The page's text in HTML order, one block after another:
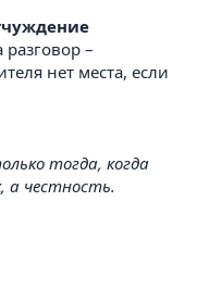
разговор –
нет места, если
тогда, когда
а честность.